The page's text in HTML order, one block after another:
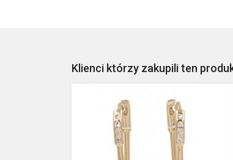
Klienci którzy zakupili ten